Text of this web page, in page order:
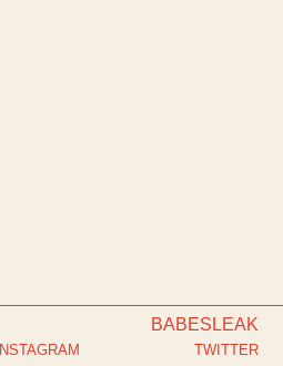
INSTAGRAM TWITTER
BABESLEAK